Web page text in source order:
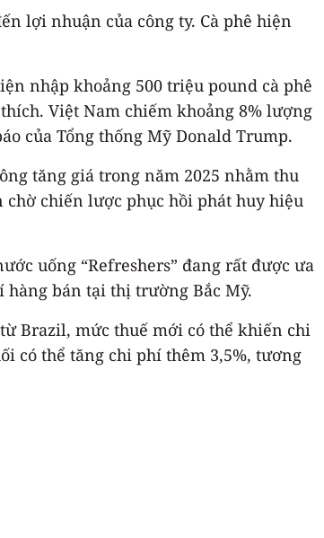
lợi nhuận của công ty. Cà phê hiện
nhập khoảng 500 triệu pound cà phê
Việt Nam chiếm khoảng 8% lượng
của Tổng thống Mỹ Donald Trump.
tăng giá trong năm 2025 nhằm thu
chiến lược phục hồi phát huy hiệu
uống “Refreshers” đang rất được ưa
hàng bán tại thị trường Bắc Mỹ.
Brazil, mức thuế mới có thể khiến chi
có thể tăng chi phí thêm 3,5%, tương